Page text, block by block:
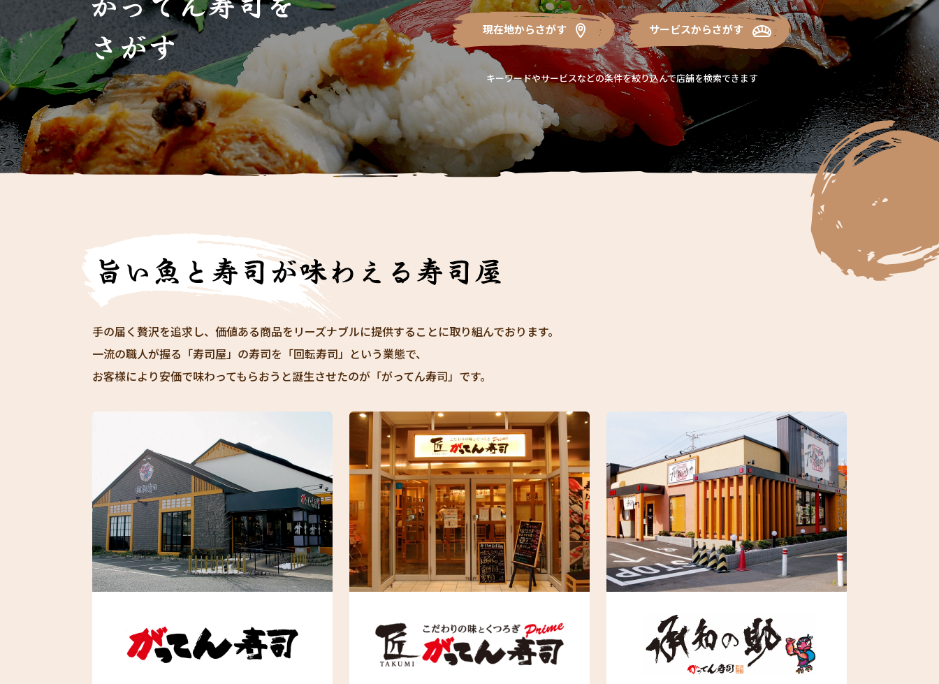
現在地からさがす サービスからさがす
キーワードやサービスなどの条件を絞り込んで店舗を検索できます
手の届く贅沢を追求し、価値ある商品をリーズナブルに提供することに取り組んでおります。
一流の職人が握る「寿司屋」の寿司を「回転寿司」という業態で、
お客様により安価で味わってもらおうと誕生させたのが「がってん寿司」です。